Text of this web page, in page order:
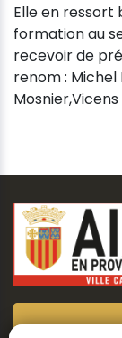
Elle en ressort
formation au
recevoir de
renom :
Mosnier,Vicens